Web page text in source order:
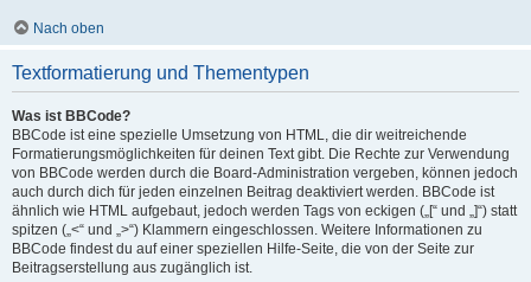
Nach oben
Textformatierung und Thementypen
Was ist BBCode?
BBCode ist eine spezielle Umsetzung von HTML, die dir weitreichende
Formatierungsmöglichkeiten für deinen Text gibt. Die Rechte zur Verwendung
von BBCode werden durch die Board-Administration vergeben, können jedoch
auch durch dich für jeden einzelnen Beitrag deaktiviert werden. BBCode ist
ähnlich wie HTML aufgebaut, jedoch werden Tags von eckigen („[“ und „]“) statt
spitzen („<“ und „>“) Klammern eingeschlossen. Weitere Informationen zu
BBCode findest du auf einer speziellen Hilfe-Seite, die von der Seite zur
Beitragserstellung aus zugänglich ist.